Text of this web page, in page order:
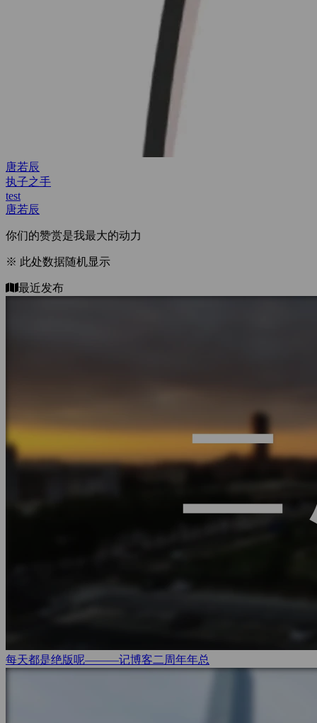
test
test
test
唐若辰
你们的赞赏是我最大的动力
※ 此处数据随机显示
最近发布
每天都是绝版呢———记博客二周年年总